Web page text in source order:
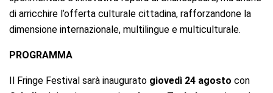
di arricchire l’offerta culturale cittadina, rafforzandone la
dimensione internazionale, multilingue e multiculturale.
PROGRAMMA
Il Fringe Festival sarà inaugurato giovedì 24 agosto con